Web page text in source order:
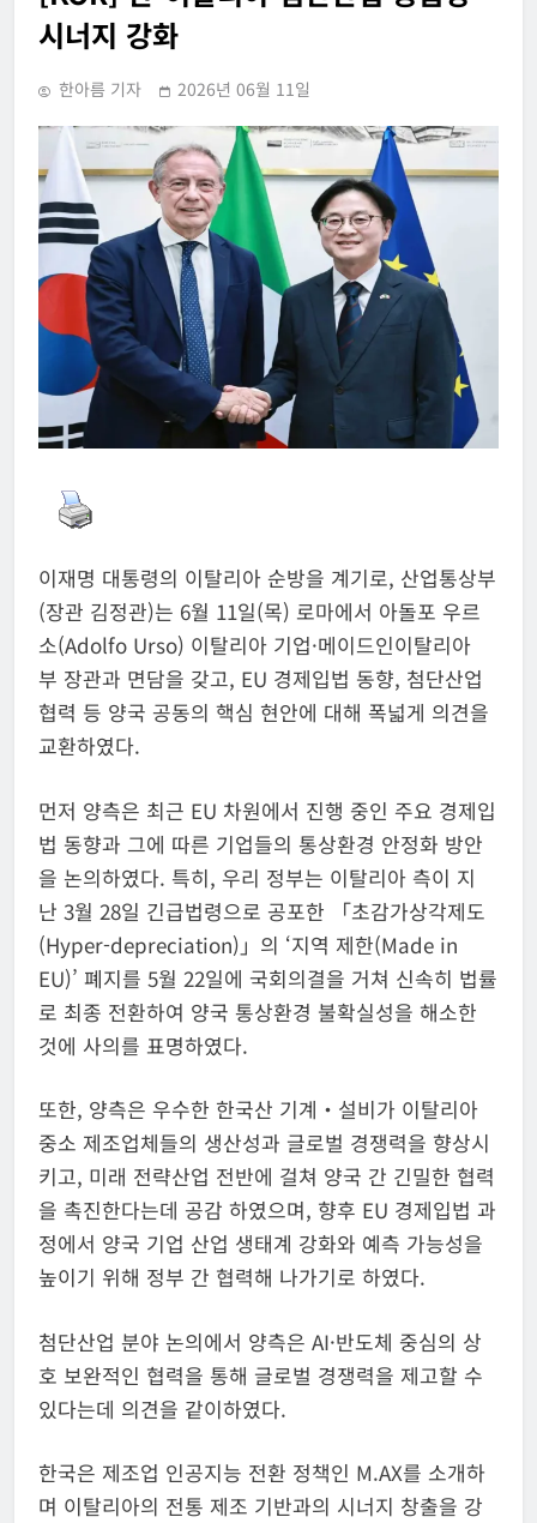
시너지 강화
한아름 기자 2026년 06월 11일
이재명 대통령의 이탈리아 순방을 계기로, 산업통상부
(장관 김정관)는 6월 11일(목) 로마에서 아돌포 우르
소(Adolfo Urso) 이탈리아 기업·메이드인이탈리아
부 장관과 면담을 갖고, EU 경제입법 동향, 첨단산업
협력 등 양국 공동의 핵심 현안에 대해 폭넓게 의견을
교환하였다.
먼저 양측은 최근 EU 차원에서 진행 중인 주요 경제입
법 동향과 그에 따른 기업들의 통상환경 안정화 방안
을 논의하였다. 특히, 우리 정부는 이탈리아 측이 지
난 3월 28일 긴급법령으로 공포한 「초감가상각제도
(Hyper-depreciation)」의 ‘지역 제한(Made in
EU)’ 폐지를 5월 22일에 국회의결을 거쳐 신속히 법률
로 최종 전환하여 양국 통상환경 불확실성을 해소한
것에 사의를 표명하였다.
또한, 양측은 우수한 한국산 기계・설비가 이탈리아
중소 제조업체들의 생산성과 글로벌 경쟁력을 향상시
키고, 미래 전략산업 전반에 걸쳐 양국 간 긴밀한 협력
을 촉진한다는데 공감 하였으며, 향후 EU 경제입법 과
정에서 양국 기업 산업 생태계 강화와 예측 가능성을
높이기 위해 정부 간 협력해 나가기로 하였다.
첨단산업 분야 논의에서 양측은 AI·반도체 중심의 상
호 보완적인 협력을 통해 글로벌 경쟁력을 제고할 수
있다는데 의견을 같이하였다.
한국은 제조업 인공지능 전환 정책인 M.AX를 소개하
며 이탈리아의 전통 제조 기반과의 시너지 창출을 강